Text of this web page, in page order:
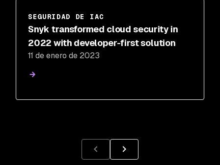
SEGURIDAD DE IAC
Snyk transformed cloud security in
2022 with developer-first solution
11 de enero de 2023